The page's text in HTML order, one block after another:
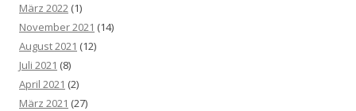
März 2022 (1)
November 2021 (14)
August 2021 (12)
Juli 2021 (8)
April 2021 (2)
März 2021 (27)